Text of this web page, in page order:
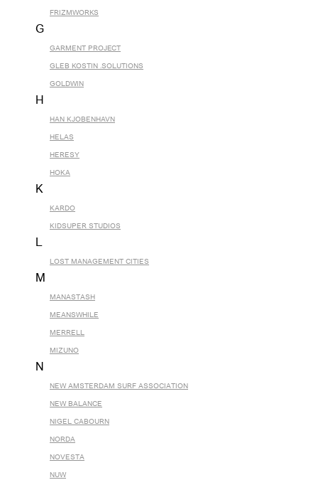
FRIZMWORKS
G
GARMENT PROJECT
GLEB KOSTIN .SOLUTIONS
GOLDWIN
H
HAN KJOBENHAVN
HELAS
HERESY
HOKA
K
KARDO
KIDSUPER STUDIOS
L
LOST MANAGEMENT CITIES
M
MANASTASH
MEANSWHILE
MERRELL
MIZUNO
N
NEW AMSTERDAM SURF ASSOCIATION
NEW BALANCE
NIGEL CABOURN
NORDA
NOVESTA
NUW